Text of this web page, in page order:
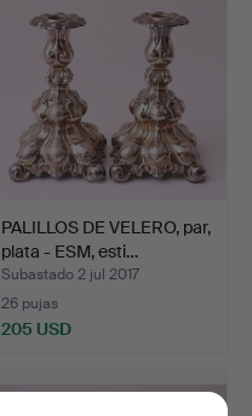
PALILLOS DE VELERO, par,
plata - ESM, esti…
Subastado 2 jul 2017
26 pujas
205 USD